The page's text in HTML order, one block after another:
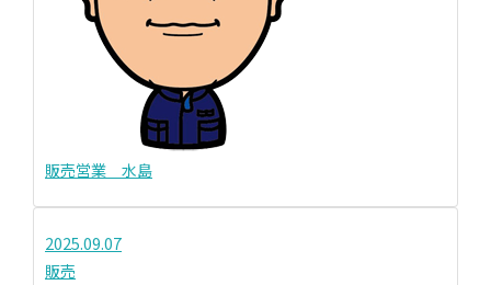
販売営業 水島
2025.09.07
販売